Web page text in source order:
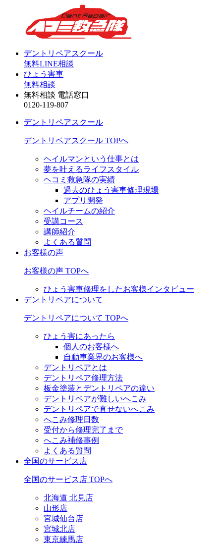
デントリペアスクール
無料LINE相談
ひょう害車
無料相談
無料相談 電話窓口
0120-119-807
デントリペアスクール
デントリペアスクール TOPへ
ヘイルマンという仕事とは
夢を叶えるライフスタイル
ヘコミ救急隊の実績
過去のひょう害車修理現場
アプリ開発
ヘイルチームの紹介
受講コース
講師紹介
よくある質問
お客様の声
お客様の声 TOPへ
ひょう害車修理をしたお客様インタビュー
デントリペアについて
デントリペアについて TOPへ
ひょう害にあったら
個人のお客様へ
自動車業界のお客様へ
デントリペアとは
デントリペア修理方法
板金塗装とデントリペアの違い
デントリペアが難しいへこみ
デントリペアで直せないへこみ
へこみ修理日数
受付から修理完了まで
へこみ補修事例
よくある質問
全国のサービス店
全国のサービス店 TOPへ
北海道 北見店
山形店
宮城仙台店
宮城北店
東京練馬店